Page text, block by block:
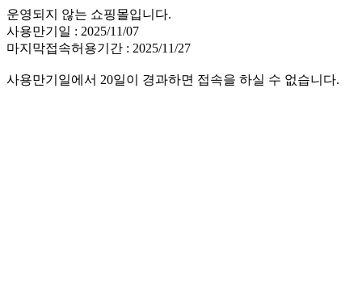
운영되지 않는 쇼핑몰입니다.
사용만기일 : 2025/11/07
마지막접속허용기간 : 2025/11/27
사용만기일에서 20일이 경과하면 접속을 하실 수 없습니다.